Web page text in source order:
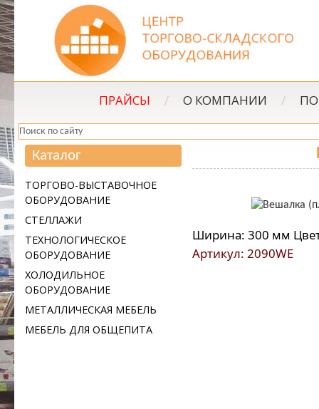
ПРАЙСЫ / О КОМПАНИИ /
Каталог
ТОРГОВО-ВЫСТАВОЧНОЕ
ОБОРУДОВАНИЕ
СТЕЛЛАЖИ
ТЕХНОЛОГИЧЕСКОЕ
ОБОРУДОВАНИЕ
ХОЛОДИЛЬНОЕ
ОБОРУДОВАНИЕ
МЕТАЛЛИЧЕСКАЯ МЕБЕЛЬ
МЕБЕЛЬ ДЛЯ ОБЩЕПИТА
Ширина: 300 мм
Артикул: 2090WE